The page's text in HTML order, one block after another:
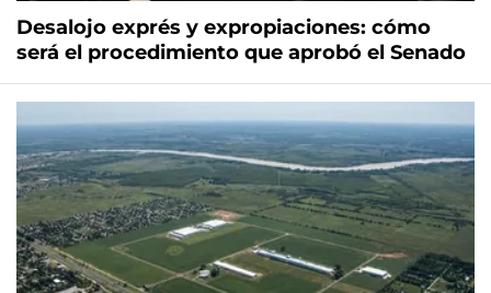
Desalojo exprés y expropiaciones: cómo
será el procedimiento que aprobó el Senado